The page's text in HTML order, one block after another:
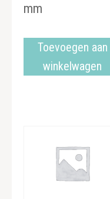
mm
Toevoegen aan
winkelwagen